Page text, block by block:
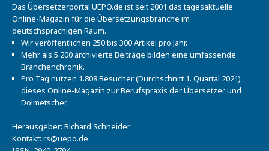
Das Übersetzerportal UEPO.de ist seit 2001 das tagesaktuelle
Online-Magazin für die Übersetzungsbranche im
deutschsprachigen Raum.
Wir veröffentlichen 250 bis 300 Artikel pro Jahr.
Mehr als 5.200 archivierte Beiträge bilden eine umfassende
Branchenchronik.
Pro Tag nutzen 1.808 Besucher (Durchschnitt 1. Quartal 2021)
dieses Online-Magazin zur Berufspraxis der Übersetzer und
Dolmetscher.
Herausgeber: Richard Schneider
Kontakt: rs@uepo.de